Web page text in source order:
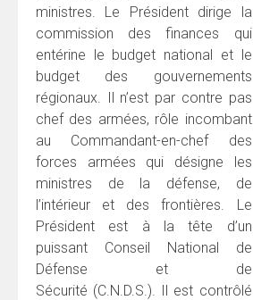
ministres. Le Président dirige la
commission des finances qui
entérine le budget national et le
budget des gouvernements
régionaux. Il n’est par contre pas
chef des armées, rôle incombant
au Commandant-en-chef des
forces armées qui désigne les
ministres de la défense, de
l’intérieur et des frontières. Le
Président est à la tête d’un
puissant Conseil National de
Défense et de
Sécurité (C.N.D.S.). Il est contrôlé